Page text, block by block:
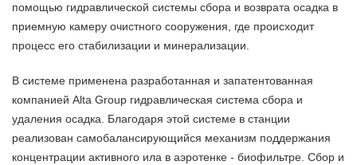
помощью гидравлической системы сбора и возврата осадка в
приемную камеру очистного сооружения, где происходит
процесс его стабилизации и минерализации.
В системе применена разработанная и запатентованная
компанией Alta Group гидравлическая система сбора и
удаления осадка. Благодаря этой системе в станции
реализован самобалансирующийся механизм поддержания
концентрации активного ила в аэротенке - биофильтре. Сбор и